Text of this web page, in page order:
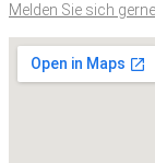
Melden Sie sich